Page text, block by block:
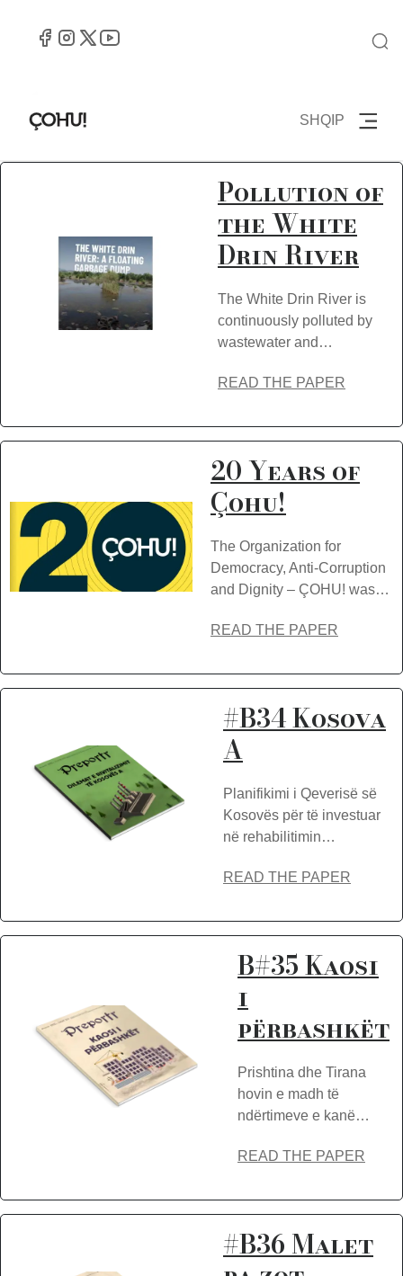
SHQIP
Pollution of
the White
Drin River
The White Drin River is
continuously polluted by
wastewater and…
READ THE PAPER
20 Years of
Çohu!
The Organization for
Democracy, Anti-Corruption
and Dignity – ÇOHU! was…
READ THE PAPER
#B34 Kosova
A
Planifikimi i Qeverisë së
Kosovës për të investuar
në rehabilitimin…
READ THE PAPER
B#35 Kaosi
i
përbashkët
Prishtina dhe Tirana
hovin e madh të
ndërtimeve e kanë…
READ THE PAPER
#B36 Malet